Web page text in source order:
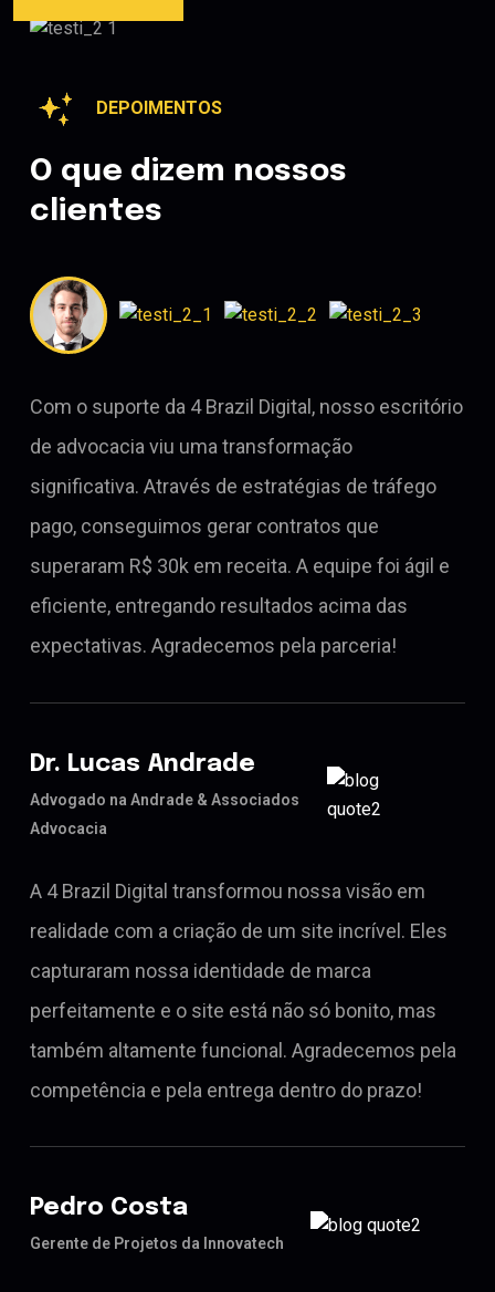
DEPOIMENTOS
O que dizem nossos
clientes
Com o suporte da 4 Brazil Digital, nosso escritório
de advocacia viu uma transformação
significativa. Através de estratégias de tráfego
pago, conseguimos gerar contratos que
superaram R$ 30k em receita. A equipe foi ágil e
eficiente, entregando resultados acima das
expectativas. Agradecemos pela parceria!
Dr. Lucas Andrade
Advogado na Andrade & Associados
Advocacia
A 4 Brazil Digital transformou nossa visão em
realidade com a criação de um site incrível. Eles
capturaram nossa identidade de marca
perfeitamente e o site está não só bonito, mas
também altamente funcional. Agradecemos pela
competência e pela entrega dentro do prazo!
Pedro Costa
Gerente de Projetos da Innovatech